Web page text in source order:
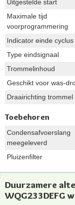
Uitgestelde start
Maximale tijd
voorprogrammering
Indicator einde cyclus
Type eindsignaal
Trommelinhoud
Geschikt voor was-
Draairichting trommel
Toebehoren
Condensafvoerslang
meegeleverd
Pluizenfilter
Duurzamere
WQG233DEFG